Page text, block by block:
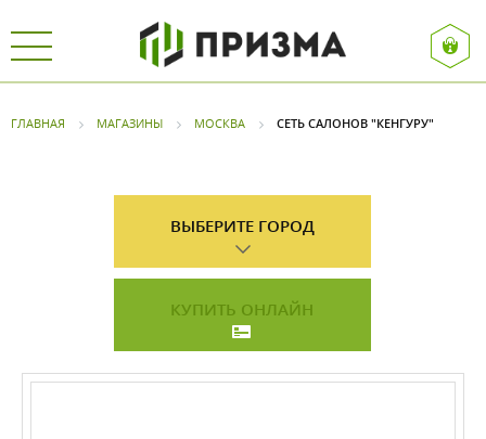
ГЛАВНАЯ МАГАЗИНЫ МОСКВА СЕТЬ САЛОНОВ "КЕНГУРУ"
ВЫБЕРИТЕ ГОРОД
КУПИТЬ ОНЛАЙН